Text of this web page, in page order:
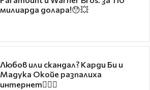
милиарда долара!😯💥
Любов или скандал? Карди Би и
Мадука Окойе разпалиха
интернет❤️‍🔥🔥